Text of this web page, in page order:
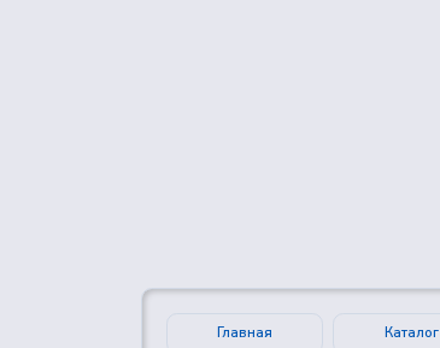
Главная Каталог